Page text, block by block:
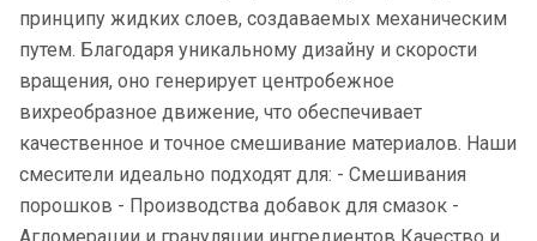
принципу жидких слоев, создаваемых механическим
путем. Благодаря уникальному дизайну и скорости
вращения, оно генерирует центробежное
вихреобразное движение, что обеспечивает
качественное и точное смешивание материалов. Наши
смесители идеально подходят для: - Смешивания
порошков - Производства добавок для смазок -